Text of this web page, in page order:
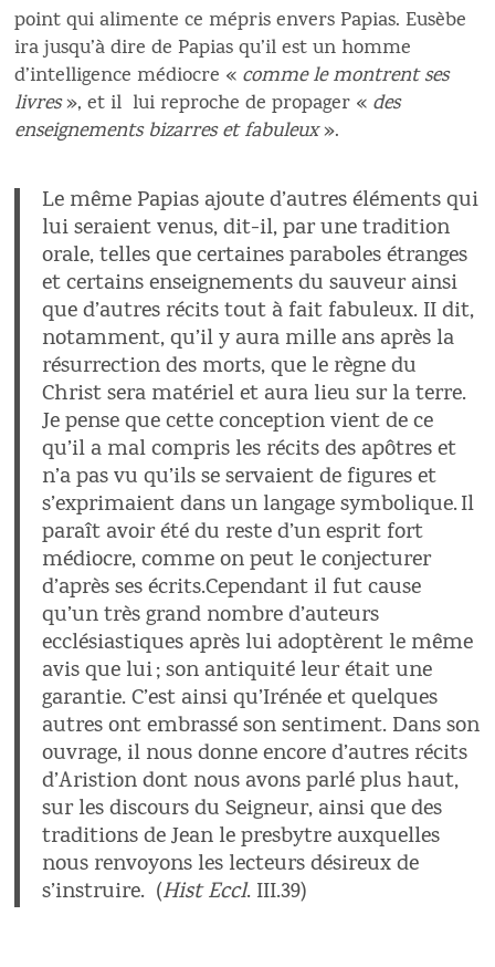
point qui alimente ce mépris envers Papias. Eusèbe
ira jusqu’à dire de Papias qu’il est un homme
d’intelligence médiocre « comme le montrent ses
livres», et il lui reproche de propager « des
enseignements bizarres et fabuleux».
Le même Papias ajoute d’autres éléments qui
lui seraient venus, dit-il, par une tradition
orale, telles que certaines paraboles étranges
et certains enseignements du sauveur ainsi
que d’autres récits tout à fait fabuleux. II dit,
notamment, qu’il y aura mille ans après la
résurrection des morts, que le règne du
Christ sera matériel et aura lieu sur la terre.
Je pense que cette conception vient de ce
qu’il a mal compris les récits des apôtres et
n’a pas vu qu’ils se servaient de figures et
s’exprimaient dans un langage symbolique.Il
paraît avoir été du reste d’un esprit fort
médiocre, comme on peut le conjecturer
d’après ses écrits.Cependant il fut cause
qu’un très grand nombre d’auteurs
ecclésiastiques après lui adoptèrent le même
avis que lui ; son antiquité leur était une
garantie. C’est ainsi qu’Irénée et quelques
autres ont embrassé son sentiment. Dans son
ouvrage, il nous donne encore d’autres récits
d’Aristion dont nous avons parlé plus haut,
sur les discours du Seigneur, ainsi que des
traditions de Jean le presbytre auxquelles
nous renvoyons les lecteurs désireux de
s’instruire. (Hist Eccl. III.39)